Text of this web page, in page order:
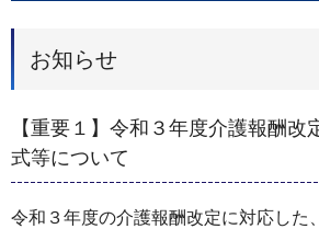
お知らせ
【重要１】令和３年度介護報酬改
式等について
令和３年度の介護報酬改定に対応した